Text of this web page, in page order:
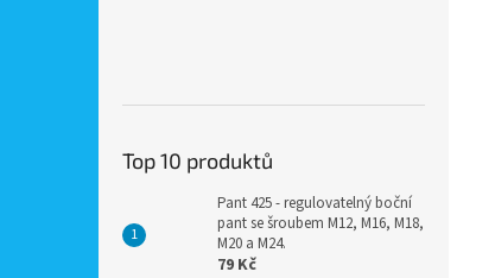
Top 10 produktů
Pant 425 - regulovatelný boční
pant se šroubem M12, M16, M18,
M20 a M24.
79 Kč